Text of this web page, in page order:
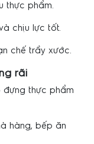
thực phẩm.
chịu lực tốt.
chế trầy xước.
rãi
đựng thực phẩm
hàng, bếp ăn